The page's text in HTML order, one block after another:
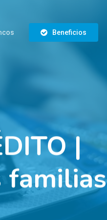
Beneficios
|
familias